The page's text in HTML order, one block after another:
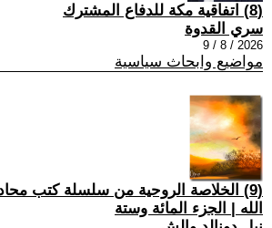
(8) اتفاقية مكة للدفاع المشترك
سري القدوة
2026 / 8 / 9
مواضيع وابحاث سياسية
(9) الخلاصة الروحية من سلسلة كتب
الله | الجزء المائة وستة